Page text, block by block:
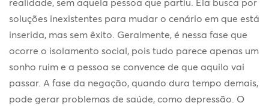
realidade, sem aquela pessoa que partiu. Ela busca por
soluções inexistentes para mudar o cenário em que está
inserida, mas sem êxito. Geralmente, é nessa fase que
ocorre o isolamento social, pois tudo parece apenas um
sonho ruim e a pessoa se convence de que aquilo vai
passar. A fase da negação, quando dura tempo demais,
pode gerar problemas de saúde, como depressão. O